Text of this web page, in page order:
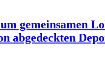
gemeinsamen